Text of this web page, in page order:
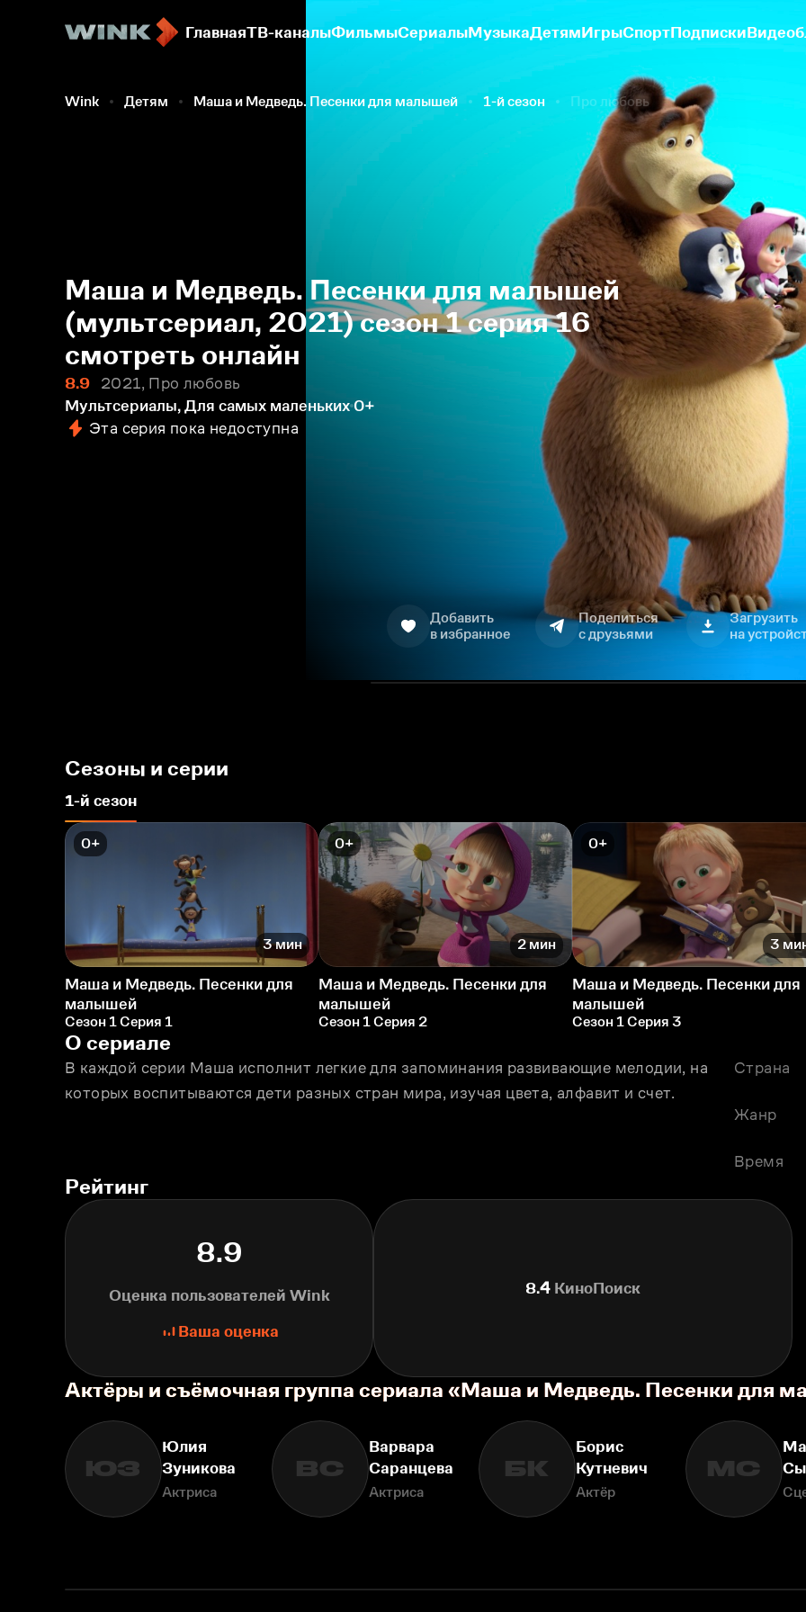
ГлавнаяТВ-каналыФильмыСериалыМузыкаДетямИгрыСпортПодписки
Wink Детям Маша и Медведь. Песенки для малышей 1-й сезон Про любовь
Маша и Медведь. Песенки для малышей
(мультсериал, 2021) сезон 1 серия 16
смотреть онлайн
8.9
2021, Про любовь
Мультсериалы, Для самых маленьких 0+
Эта серия пока недоступна
Добавить
в избранное
Поделиться
с друзьями
Загрузить
на
Сезоны и серии
1-й сезон
0+
3 мин
Маша и Медведь. Песенки для
малышей
Сезон 1 Серия 1
0+
2 мин
Маша и Медведь. Песенки для
малышей
Сезон 1 Серия 2
0+
3
Маша и Медведь. Песенки для
малышей
Сезон 1 Серия 3
О сериале
В каждой серии Маша исполнит легкие для запоминания развивающие мелодии, на
которых воспитываются дети разных стран мира, изучая цвета, алфавит и счет.
Страна
Жанр
Время
Рейтинг
8.9
Оценка пользователей Wink
Ваша оценка
8.4КиноПоиск
Актёры и съёмочная группа сериала «Маша и Медведь. Песенки для
ЮЗ
Юлия
Зуникова
Актриса
ВС
Варвара
Саранцева
Актриса
БК
Борис
Кутневич
Актёр
МС